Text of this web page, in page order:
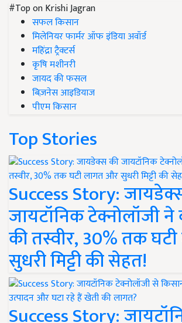
#Top on Krishi Jagran
सफल किसान
मिलेनियर फार्मर ऑफ इंडिया अवॉर्ड
महिंद्रा ट्रैक्टर्स
कृषि मशीनरी
जायद की फसल
बिज़नेस आइडियाज
पीएम किसान
Top Stories
Success Story:
जायटॉनिक टेक्नोलॉजी
की तस्वीर, 30% तक
सुधरी मिट्टी की सेहत!
Success Story: